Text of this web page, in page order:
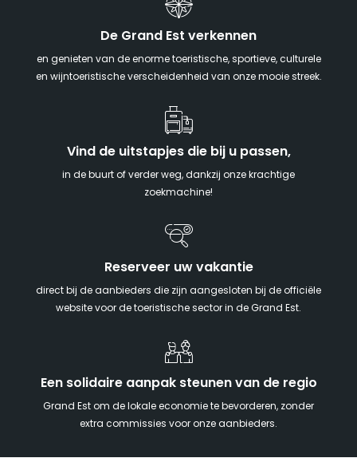
De Grand Est verkennen
en genieten van de enorme toeristische, sportieve, culturele
en wijntoeristische verscheidenheid van onze mooie streek.
Vind de uitstapjes die bij u passen,
in de buurt of verder weg, dankzij onze krachtige
zoekmachine!
Reserveer uw vakantie
direct bij de aanbieders die zijn aangesloten bij de officiële
website voor de toeristische sector in de Grand Est.
Een solidaire aanpak steunen van de regio
Grand Est om de lokale economie te bevorderen, zonder
extra commissies voor onze aanbieders.